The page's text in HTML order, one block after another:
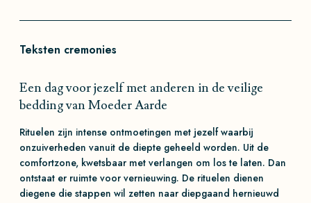
Teksten cremonies
Een dag voor jezelf met anderen in de veilige
bedding van Moeder Aarde
Rituelen zijn intense ontmoetingen met jezelf waarbij
onzuiverheden vanuit de diepte geheeld worden. Uit de
comfortzone, kwetsbaar met verlangen om los te laten. Dan
ontstaat er ruimte voor vernieuwing. De rituelen dienen
diegene die stappen wil zetten naar diepgaand hernieuwd